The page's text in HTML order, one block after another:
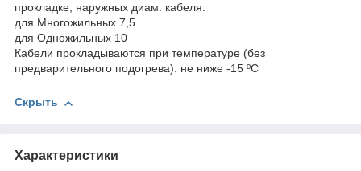
прокладке, наружных диам. кабеля:
для Многожильных 7,5
для Одножильных 10
Кабели прокладываются при температуре (без
предварительного подогрева): не ниже -15 ºС
Скрыть
Характеристики